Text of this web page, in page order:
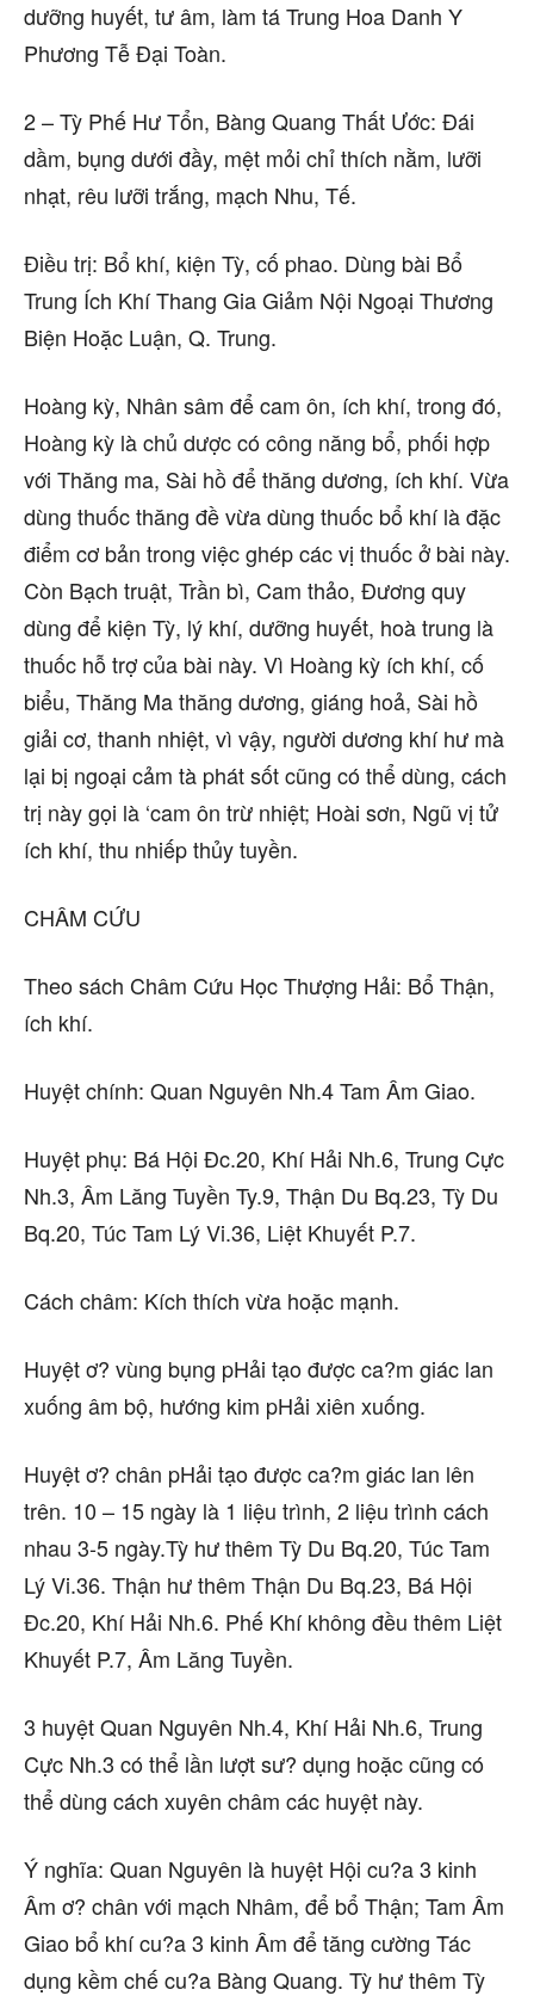
dưỡng huyết, tư âm, làm tá Trung Hoa Danh Y
Phương Tễ Đại Toàn.
2 – Tỳ Phế Hư Tổn, Bàng Quang Thất Ước: Đái
dầm, bụng dưới đầy, mệt mỏi chỉ thích nằm, lưỡi
nhạt, rêu lưỡi trắng, mạch Nhu, Tế.
Điều trị: Bổ khí, kiện Tỳ, cố phao. Dùng bài Bổ
Trung Ích Khí Thang Gia Giảm Nội Ngoại Thương
Biện Hoặc Luận, Q. Trung.
Hoàng kỳ, Nhân sâm để cam ôn, ích khí, trong đó,
Hoàng kỳ là chủ dược có công năng bổ, phối hợp
với Thăng ma, Sài hồ để thăng dương, ích khí. Vừa
dùng thuốc thăng đề vừa dùng thuốc bổ khí là đặc
điểm cơ bản trong việc ghép các vị thuốc ở bài này.
Còn Bạch truật, Trần bì, Cam thảo, Đương quy
dùng để kiện Tỳ, lý khí, dưỡng huyết, hoà trung là
thuốc hỗ trợ của bài này. Vì Hoàng kỳ ích khí, cố
biểu, Thăng Ma thăng dương, giáng hoả, Sài hồ
giải cơ, thanh nhiệt, vì vậy, người dương khí hư mà
lại bị ngoại cảm tà phát sốt cũng có thể dùng, cách
trị này gọi là ‘cam ôn trừ nhiệt; Hoài sơn, Ngũ vị tử
ích khí, thu nhiếp thủy tuyền.
CHÂM CỨU
Theo sách Châm Cứu Học Thượng Hải: Bổ Thận,
ích khí.
Huyệt chính: Quan Nguyên Nh.4 Tam Âm Giao.
Huyệt phụ: Bá Hội Đc.20, Khí Hải Nh.6, Trung Cực
Nh.3, Âm Lăng Tuyền Ty.9, Thận Du Bq.23, Tỳ Du
Bq.20, Túc Tam Lý Vi.36, Liệt Khuyết P.7.
Cách châm: Kích thích vừa hoặc mạnh.
Huyệt ơ? vùng bụng pHải tạo được ca?m giác lan
xuống âm bộ, hướng kim pHải xiên xuống.
Huyệt ơ? chân pHải tạo được ca?m giác lan lên
trên. 10 – 15 ngày là 1 liệu trình, 2 liệu trình cách
nhau 3-5 ngày.Tỳ hư thêm Tỳ Du Bq.20, Túc Tam
Lý Vi.36. Thận hư thêm Thận Du Bq.23, Bá Hội
Đc.20, Khí Hải Nh.6. Phế Khí không đều thêm Liệt
Khuyết P.7, Âm Lăng Tuyền.
3 huyệt Quan Nguyên Nh.4, Khí Hải Nh.6, Trung
Cực Nh.3 có thể lần lượt sư? dụng hoặc cũng có
thể dùng cách xuyên châm các huyệt này.
Ý nghĩa: Quan Nguyên là huyệt Hội cu?a 3 kinh
Âm ơ? chân với mạch Nhâm, để bổ Thận; Tam Âm
Giao bổ khí cu?a 3 kinh Âm để tăng cường Tác
dụng kềm chế cu?a Bàng Quang. Tỳ hư thêm Tỳ